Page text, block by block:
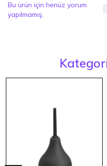
Bu ürün için henüz yorum
yapılmamış.